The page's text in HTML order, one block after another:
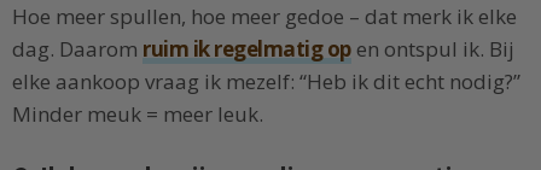
Hoe meer spullen, hoe meer gedoe – dat merk ik elke
dag. Daarom ruim ik regelmatig open ontspul ik. Bij
elke aankoop vraag ik mezelf: “Heb ik dit echt nodig?”
Minder meuk = meer leuk.